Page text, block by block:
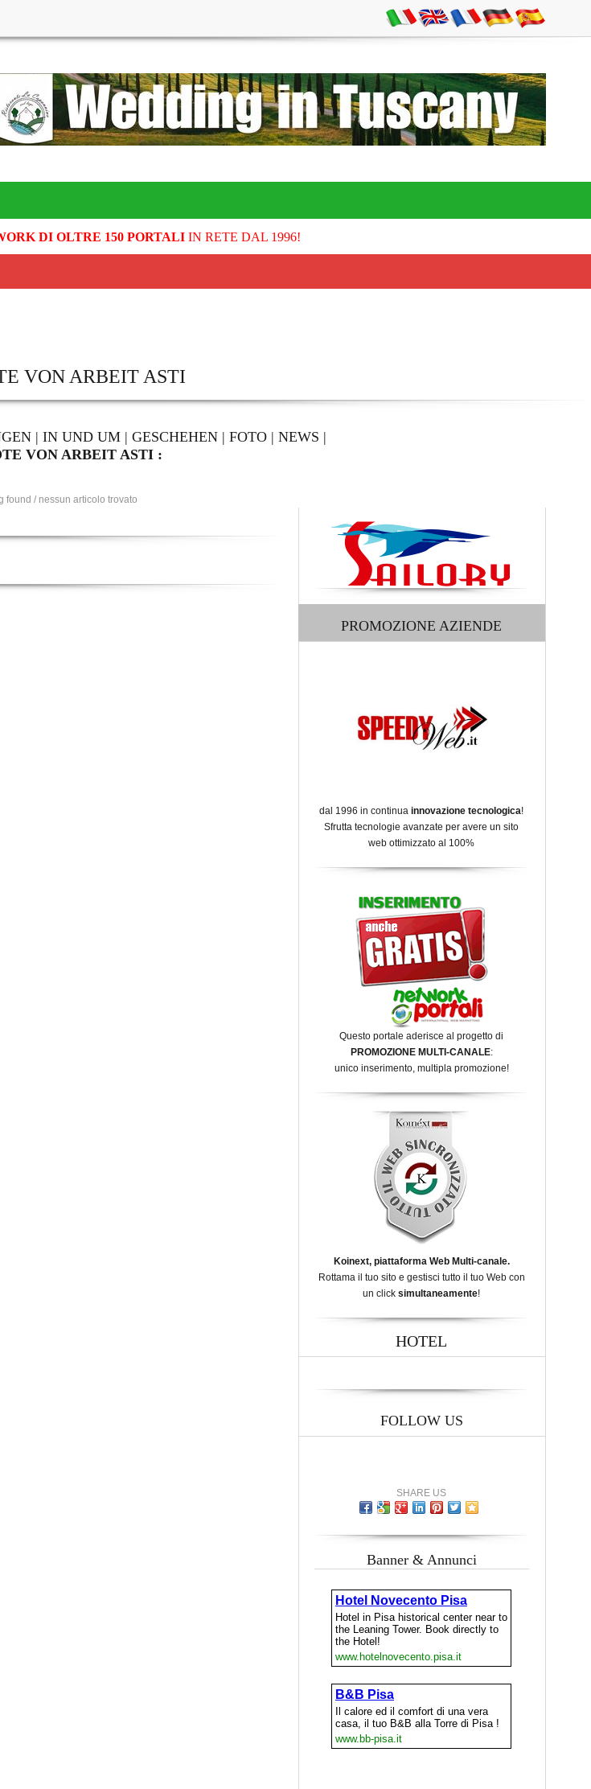
DI OLTRE 150 PORTALIIN RETE DAL 1996!
VON ARBEIT ASTI
| IN UND UM | GESCHEHEN | FOTO | NEWS |
VON ARBEIT ASTI :
found / nessun articolo trovato
PROMOZIONE AZIENDE
dal 1996 in continua innovazione tecnologica!
Sfrutta tecnologie avanzate per avere un sito
web ottimizzato al 100%
Questo portale aderisce al progetto di
PROMOZIONE MULTI-CANALE:
unico inserimento, multipla promozione!
Koinext, piattaforma Web Multi-canale.
Rottama il tuo sito e gestisci tutto il tuo Web con
un click simultaneamente!
HOTEL
FOLLOW US
SHARE US
Banner & Annunci